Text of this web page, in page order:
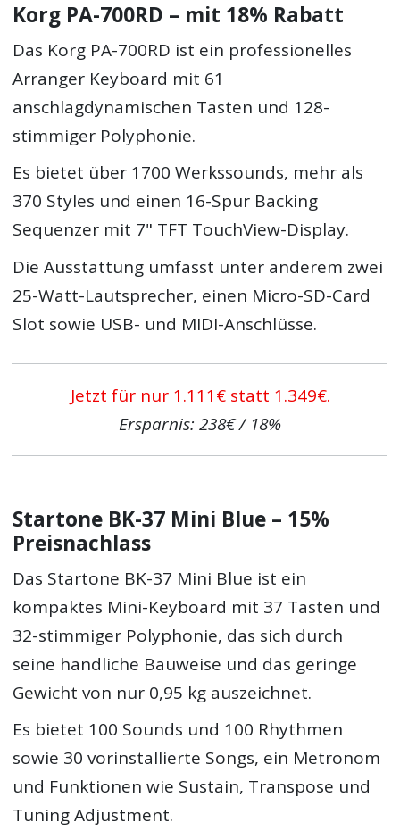
Korg PA-700RD – mit 18% Rabatt
Das Korg PA-700RD ist ein professionelles
Arranger Keyboard mit 61
anschlagdynamischen Tasten und 128-
stimmiger Polyphonie.
Es bietet über 1700 Werkssounds, mehr als
370 Styles und einen 16-Spur Backing
Sequenzer mit 7" TFT TouchView-Display.
Die Ausstattung umfasst unter anderem zwei
25-Watt-Lautsprecher, einen Micro-SD-Card
Slot sowie USB- und MIDI-Anschlüsse.
Jetzt für nur 1.111€ statt 1.349€.
Ersparnis: 238€ / 18%
Startone BK-37 Mini Blue – 15%
Preisnachlass
Das Startone BK-37 Mini Blue ist ein
kompaktes Mini-Keyboard mit 37 Tasten und
32-stimmiger Polyphonie, das sich durch
seine handliche Bauweise und das geringe
Gewicht von nur 0,95 kg auszeichnet.
Es bietet 100 Sounds und 100 Rhythmen
sowie 30 vorinstallierte Songs, ein Metronom
und Funktionen wie Sustain, Transpose und
Tuning Adjustment.